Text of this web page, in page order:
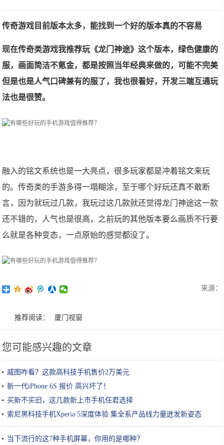
传奇游戏目前版本太多，能找到一个好的版本真的不容易
现在传奇类游戏我推荐玩《龙门神途》这个版本，绿色健康的
服，画面简洁不氪金，都是按照当年经典来做的，可能不完美
但是也是人气口碑兼有的服了，我也很看好，开发三端互通玩
法也是很赞。
融入的铭文系统也是一大亮点，很多玩家都是冲着铭文来玩
的。传奇类的手游多得一塌糊涂，至于哪个好玩还真不敢断
言，因为就玩过几款，我玩过这几款就还觉得龙门神途这一款
还不错的，人气也是很高，之前玩的其他版本要么画质不行要
么就是各种变态，一点原始的感觉都没了。
来源：
推荐阅读： 厦门视窗
您可能感兴趣的文章
威图咋看？这款高科技手机售价2万美元
新一代iPhone 6S 报价 高兴坏了！
买新不买旧，这几款新上市手机任君选择
索尼黑科技手机Xperia 5深度体验 集全系产品线力量迸发新姿态
当下流行的这7种手机屏幕，你用的是哪种？